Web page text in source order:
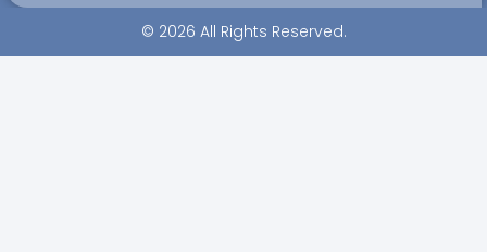
© 2026 All Rights Reserved.